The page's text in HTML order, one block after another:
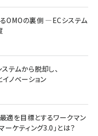
OMOの裏側 ―ECシステム
テムから脱却し、
ノベーション
適を目標とするワークマン
ーケティング3.0」とは？